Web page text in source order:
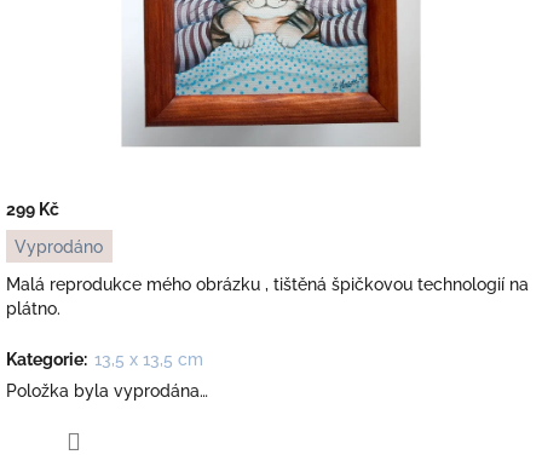
299 Kč
Měrná
cena:
Vyprodáno
Malá reprodukce mého obrázku , tištěná špičkovou technologií na
plátno.
Kategorie: 13,5 x 13,5 cm
Položka byla vyprodána…